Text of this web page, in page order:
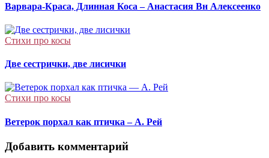
Варвара-Краса, Длинная Коса – Анастасия Вн Алексеенко
Cтихи про косы
Две сестрички, две лисички
Cтихи про косы
Ветерок порхал как птичка – А. Рей
Добавить комментарий